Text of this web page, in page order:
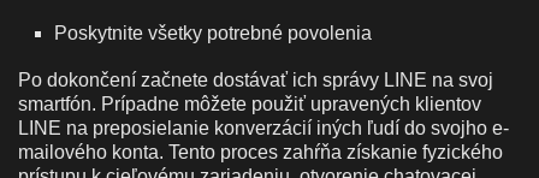
Poskytnite všetky potrebné povolenia
Po dokončení začnete dostávať ich správy LINE na svoj
smartfón. Prípadne môžete použiť upravených klientov
LINE na preposielanie konverzácií iných ľudí do svojho e-
mailového konta. Tento proces zahŕňa získanie fyzického